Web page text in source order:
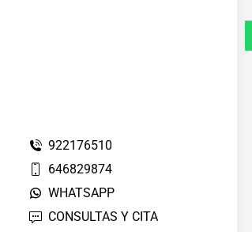
922176510
646829874
WHATSAPP
CONSULTAS Y CITA